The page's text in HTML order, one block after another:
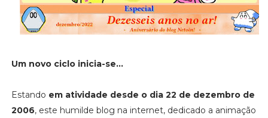
Um novo ciclo inicia-se...
Estando em atividade desde o dia 22 de dezembro de
2006, este humilde blog na internet, dedicado a animação